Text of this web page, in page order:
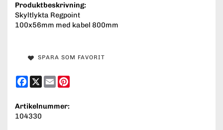
Produktbeskrivning:
Skyltlykta Regpoint
100x56mm med kabel 800mm
SPARA SOM FAVORIT
Facebook
X Email
Artikelnummer:
104330